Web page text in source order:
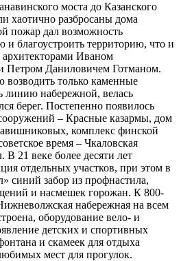
моста до Казанского
хаотично разбросаны дома
пожар дал возможность
и благоустроить территорию, что и
архитекторами Иваном
Даниловичем Готманом.
только каменные
линию набережной, велась
берег. Постепенно появилось
– Красные казармы, дом
комплекс финской
время – Чкаловская
В 21 веке более десяти лет
отдельных участков, при этом в
синий забор из профнастила,
и насмешек горожан. К 800-
набережная на всем
оборудование вело- и
детских и спортивных
и скамеек для отдыха
мест для прогулок.